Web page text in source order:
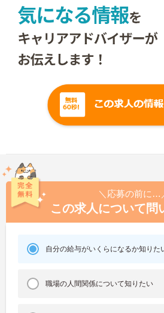
＼応募の前に…
この求人について問
自分の給与がいくらになるか知りた
職場の人間関係について知りたい